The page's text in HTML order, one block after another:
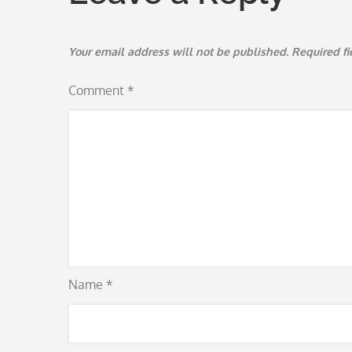
Your email address will not be published. Required
Comment *
Name *